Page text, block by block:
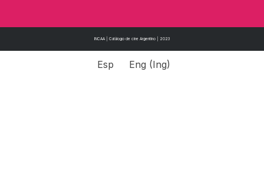
INCAA | Catálogo de cine Argentino | 2023
Esp Eng (Ing)